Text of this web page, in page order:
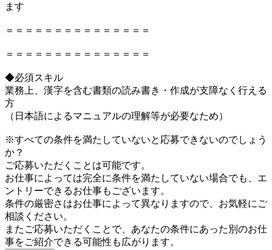
ます
＝＝＝＝＝＝＝＝＝＝＝＝＝＝＝
＝＝＝＝＝＝＝＝＝＝＝＝＝＝＝
◆必須スキル
業務上、漢字を含む書類の読み書き・作成が支障なく行える
方
（日本語によるマニュアルの理解等が必要なため）
※すべての条件を満たしていないと応募できないのでしょう
か？
ご応募いただくことは可能です。
お仕事によっては完全に条件を満たしていない場合でも、エ
ントリーできるお仕事もございます。
条件の厳密さはお仕事によって異なりますので、お気軽にご
相談ください。
またご応募いただくことで、あなたの条件にあった別のお仕
事をご紹介できる可能性も広がります。